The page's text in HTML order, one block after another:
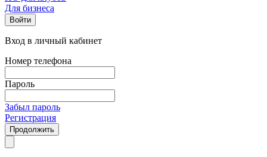
Для бизнеса
Войти
Вход в личный кабинет
Номер телефона
Пароль
Забыл пароль
Регистрация
Продолжить